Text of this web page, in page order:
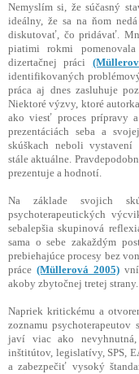
Nemyslím si, že súčasný
ideálny, že sa na ňom
diskutovať, čo pridávať.
piatimi rokmi
dizertačnej práci
identifikovaných
práca aj dnes zasluhuje
Niektoré výzvy, ktoré
ako viesť proces prípravy
prezentáciách seba a
skúškach neboli vystavení
stále aktuálne.
prezentuje a hodnotí.
Na základe svojich
psychoterapeutických
sebalepšia skupinová
sama o sebe zakaždým
prebiehajúce procesy bez
práce (Müllerová 2005)
akoby zbytočnej tretej strany.
Napriek kritickému a
zoznamu
javí viac ako
inštitútov, legislatívy, SPS,
a zabezpečiť vysoký